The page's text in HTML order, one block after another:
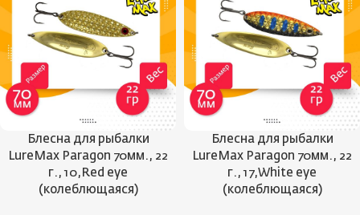
Блесна для рыбалки
LureMax Paragon 70мм., 22
г., 10,Red eye
(колеблющаяся)
Блесна для рыбалки
LureMax Paragon 70мм., 22
г., 17,White eye
(колеблющаяся)